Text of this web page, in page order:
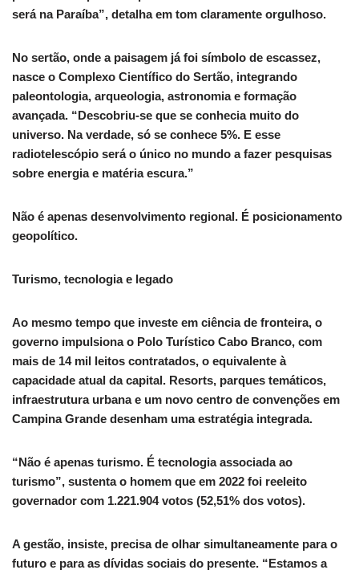
será na Paraíba”, detalha em tom claramente orgulhoso.
No sertão, onde a paisagem já foi símbolo de escassez,
nasce o Complexo Científico do Sertão, integrando
paleontologia, arqueologia, astronomia e formação
avançada. “Descobriu-se que se conhecia muito do
universo. Na verdade, só se conhece 5%. E esse
radiotelescópio será o único no mundo a fazer pesquisas
sobre energia e matéria escura.”
Não é apenas desenvolvimento regional. É posicionamento
geopolítico.
Turismo, tecnologia e legado
Ao mesmo tempo que investe em ciência de fronteira, o
governo impulsiona o Polo Turístico Cabo Branco, com
mais de 14 mil leitos contratados, o equivalente à
capacidade atual da capital. Resorts, parques temáticos,
infraestrutura urbana e um novo centro de convenções em
Campina Grande desenham uma estratégia integrada.
“Não é apenas turismo. É tecnologia associada ao
turismo”, sustenta o homem que em 2022 foi reeleito
governador com 1.221.904 votos (52,51% dos votos).
A gestão, insiste, precisa de olhar simultaneamente para o
futuro e para as dívidas sociais do presente. “Estamos a